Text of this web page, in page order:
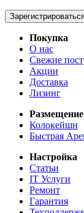
Покупка
О нас
Свежие
Акции
Доставка
Лизинг
Размещение
Колокейшн
Быстрая
Настройка
Статьи
IT Услуги
Ремонт
Гарантия